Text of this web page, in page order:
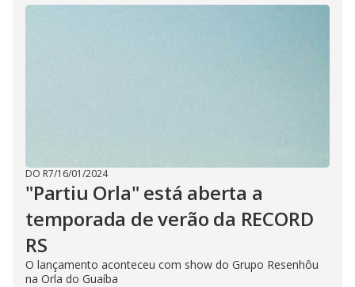
DO R7/16/01/2024
"Partiu Orla" está aberta a
temporada de verão da RECORD
RS
O lançamento aconteceu com show do Grupo Resenhôu
na Orla do Guaíba